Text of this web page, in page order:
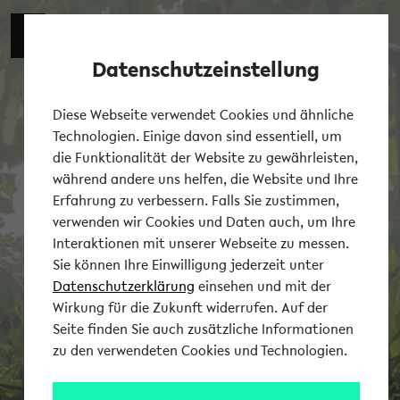
Datenschutzeinstellung
Diese Webseite verwendet Cookies und ähnliche
Technologien. Einige davon sind essentiell, um
die Funktionalität der Website zu gewährleisten,
während andere uns helfen, die Website und Ihre
Erfahrung zu verbessern. Falls Sie zustimmen,
verwenden wir Cookies und Daten auch, um Ihre
Interaktionen mit unserer Webseite zu messen.
Sie können Ihre Einwilligung jederzeit unter
Datenschutzerklärung einsehen und mit der
Wirkung für die Zukunft widerrufen. Auf der
Seite finden Sie auch zusätzliche Informationen
zu den verwendeten Cookies und Technologien.